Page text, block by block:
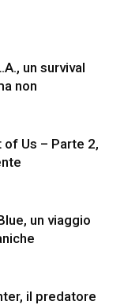
un survival
non
Us – Parte 2,
un viaggio
il predatore